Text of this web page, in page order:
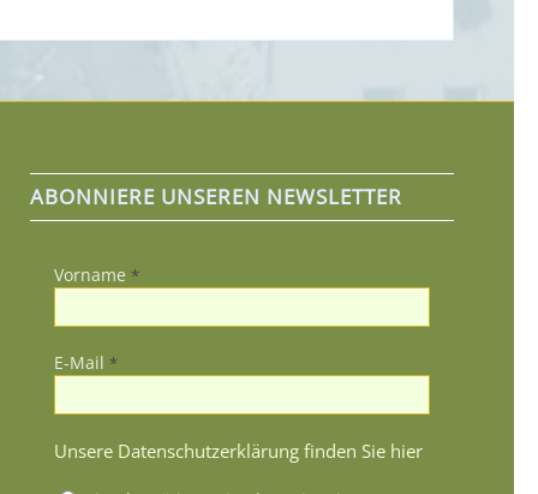
ABONNIERE UNSEREN NEWSLETTER
Vorname *
E-Mail *
Unsere Datenschutzerklärung finden Sie hier